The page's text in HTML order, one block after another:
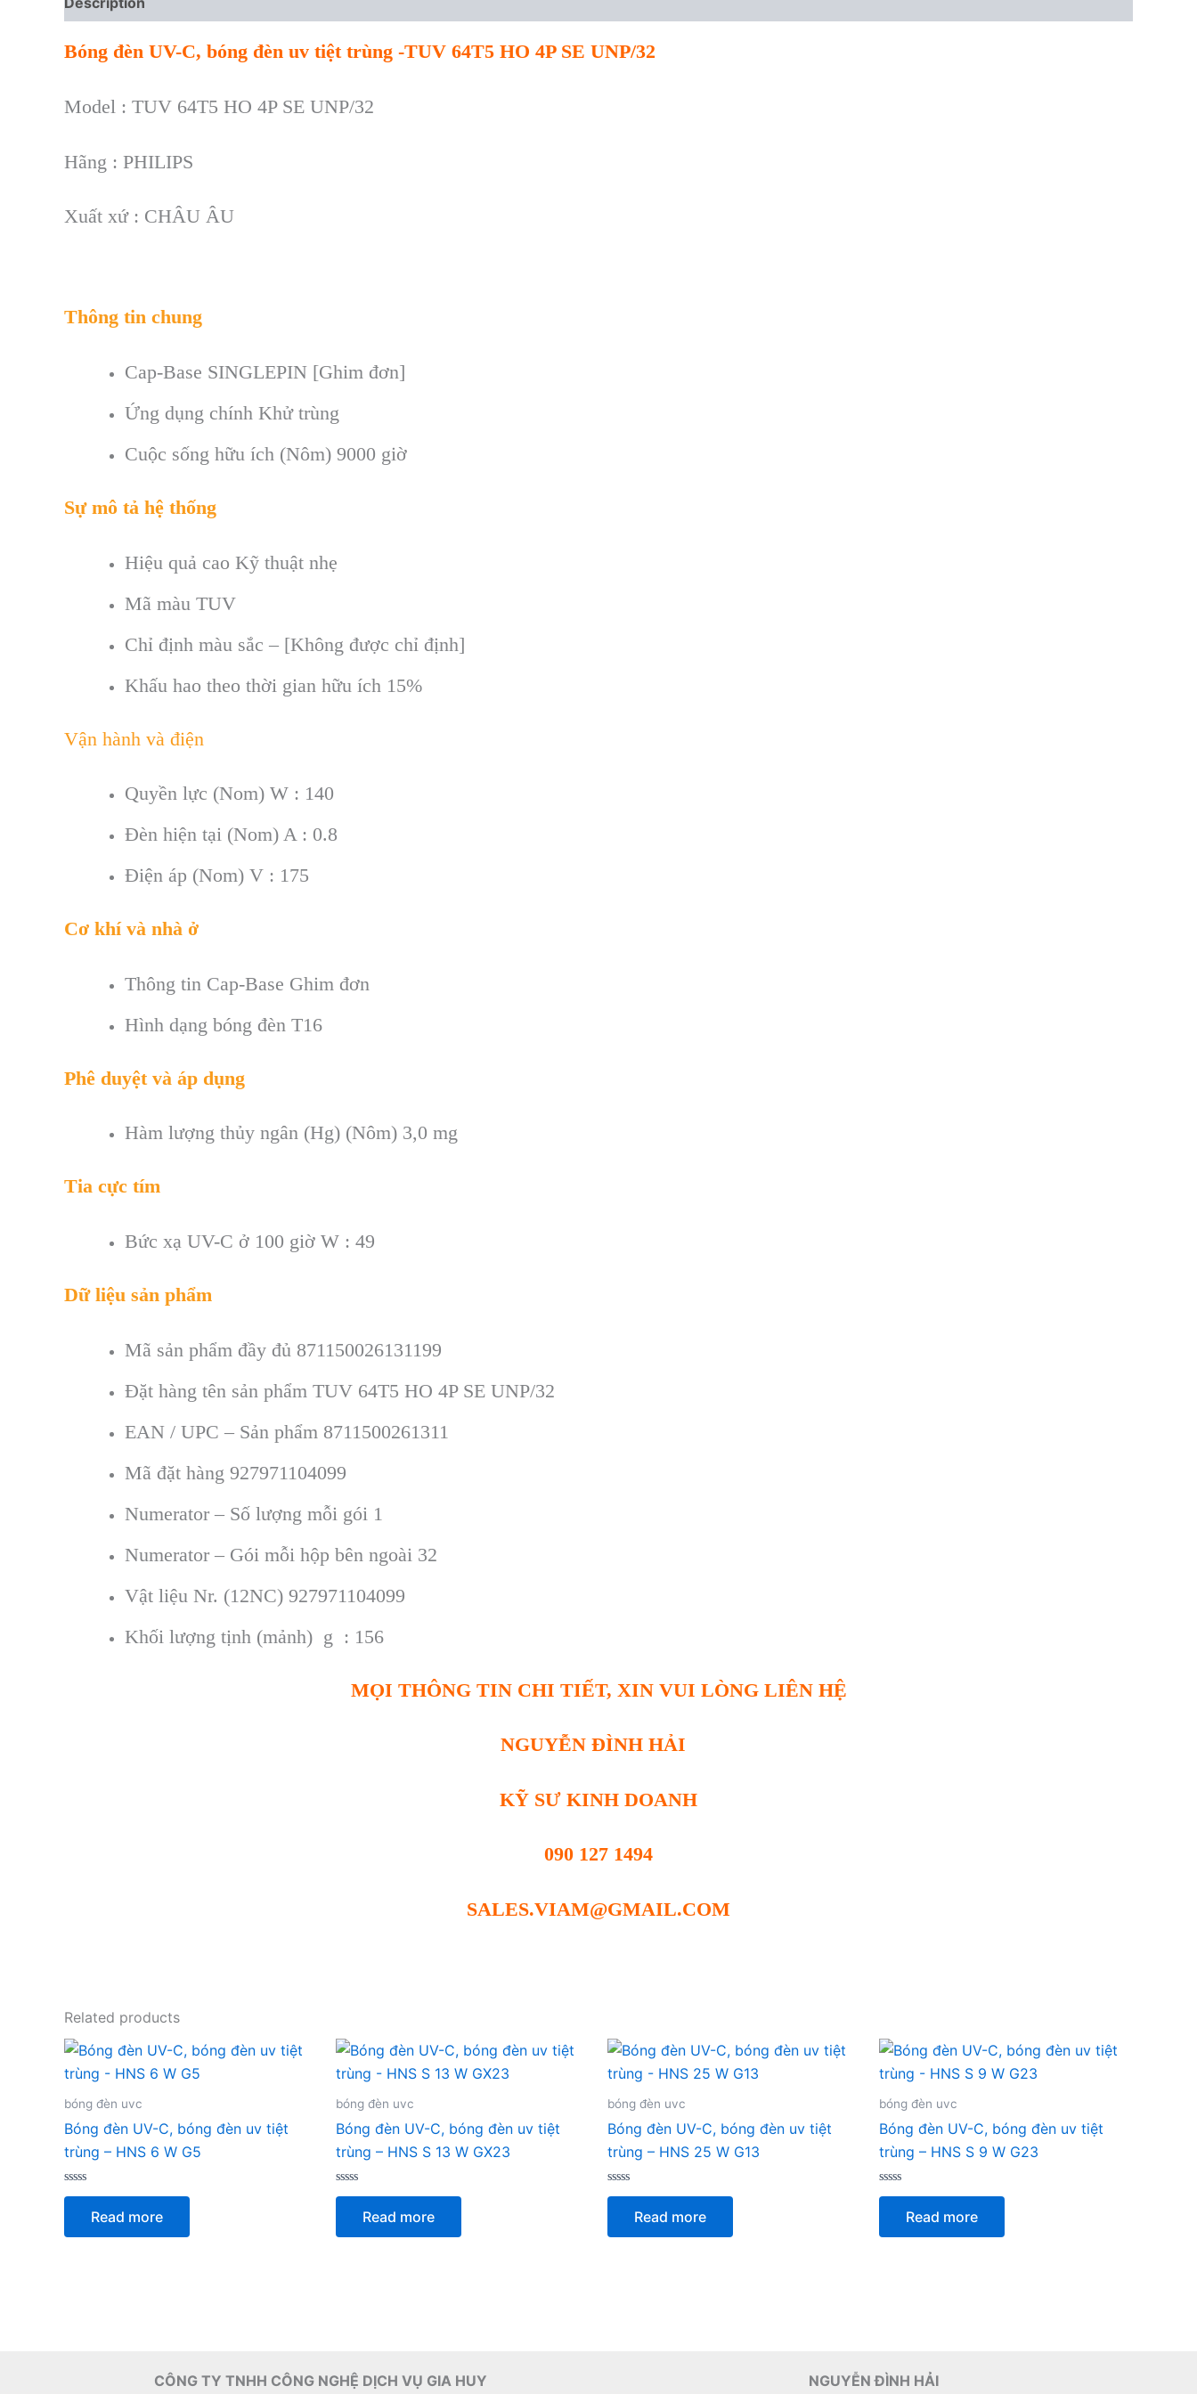
Bóng đèn UV-C, bóng đèn uv tiệt trùng -TUV 64T5 HO 4P SE UNP/32
Model : TUV 64T5 HO 4P SE UNP/32
Hãng : PHILIPS
Xuất xứ : CHÂU ÂU
Thông tin chung
Cap-Base SINGLEPIN [Ghim đơn]
Ứng dụng chính Khử trùng
Cuộc sống hữu ích (Nôm) 9000 giờ
Sự mô tả hệ thống
Hiệu quả cao Kỹ thuật nhẹ
Mã màu TUV
Chỉ định màu sắc – [Không được chỉ định]
Khấu hao theo thời gian hữu ích 15%
Vận hành và điện
Quyền lực (Nom) W : 140
Đèn hiện tại (Nom) A : 0.8
Điện áp (Nom) V : 175
Cơ khí và nhà ở
Thông tin Cap-Base Ghim đơn
Hình dạng bóng đèn T16
Phê duyệt và áp dụng
Hàm lượng thủy ngân (Hg) (Nôm) 3,0 mg
Tia cực tím
Bức xạ UV-C ở 100 giờ W : 49
Dữ liệu sản phẩm
Mã sản phẩm đầy đủ 871150026131199
Đặt hàng tên sản phẩm TUV 64T5 HO 4P SE UNP/32
EAN / UPC – Sản phẩm 8711500261311
Mã đặt hàng 927971104099
Numerator – Số lượng mỗi gói 1
Numerator – Gói mỗi hộp bên ngoài 32
Vật liệu Nr. (12NC) 927971104099
Khối lượng tịnh (mảnh) g : 156
MỌI THÔNG TIN CHI TIẾT, XIN VUI LÒNG LIÊN HỆ
NGUYỄN ĐÌNH HẢI
KỸ SƯ KINH DOANH
090 127 1494
SALES.VIAM@GMAIL.COM
Related products
bóng đèn uvc
Bóng đèn UV-C, bóng đèn uv tiệt
trùng – HNS 6 W G5
Rated
5
Read more
bóng đèn uvc
Bóng đèn UV-C, bóng đèn uv tiệt
trùng – HNS S 13 W GX23
Rated
5
Read more
bóng đèn uvc
Bóng đèn UV-C, bóng đèn uv tiệt
trùng – HNS 25 W G13
Rated
5
Read more
bóng đèn uvc
Bóng đèn UV-C, bóng đèn uv tiệt
trùng – HNS S 9 W G23
Rated
5
Read more
CÔNG TY TNHH CÔNG NGHỆ DỊCH VỤ GIA HUY NGUYỄN ĐÌNH HẢI